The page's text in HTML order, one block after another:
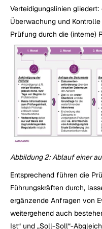
Verteidigungslinien
Überwachung und
Prüfung durch die (interne)
Abbildung 2: Ablauf einer
Entsprechend führen die
Führungskräften durch,
ergänzende Anfragen von
weitergehend auch
Ist“ und „Soll-Soll“-